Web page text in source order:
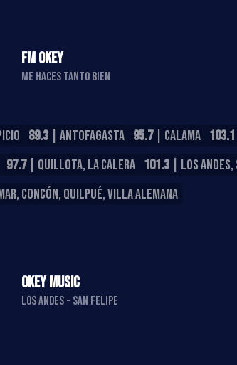
FM OKEY
ME HACES TANTO BIEN
89.3 | ANTOFAGASTA 95.7| CALAMA 103.1
97.7| QUILLOTA, LA CALERA 101.3| LOS ANDES,
CONCÓN, QUILPUÉ, VILLA ALEMANA
OKEY MUSIC
LOS ANDES - SAN FELIPE